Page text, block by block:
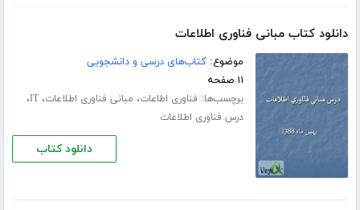
دانلود کتاب مبانی فناوری اطلاعات
موضوع:کتاب‌های درسی و دانشجویی
۱۱ صفحه
برچسب‌ها: فناوری اطاعات، مبانی فناوری اطلاعات،IT،
درس فناوری اطلاعات
دانلود کتاب